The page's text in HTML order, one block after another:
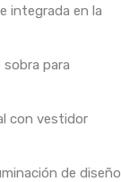
integrada en la
sobra para
con vestidor
de diseño